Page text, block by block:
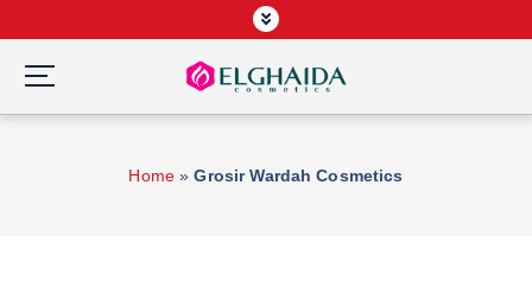
k
t
Home»Grosir Wardah Cosmetics